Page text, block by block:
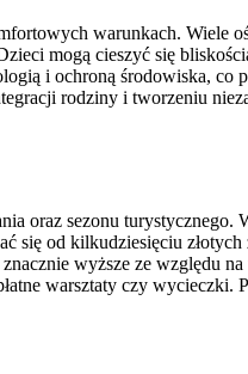
warunkach.
mogą cieszyć się
i ochroną środowiska, co
rodziny i tworzeniu
oraz sezonu
od kilkudziesięciu
wyższe ze względu
warsztaty czy